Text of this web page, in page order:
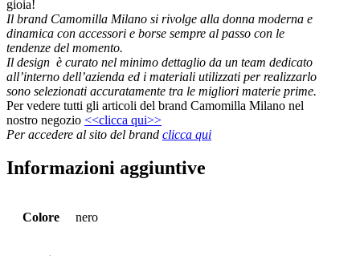
gioia!
Il brand Camomilla Milano si rivolge alla donna moderna e
dinamica con accessori e borse sempre al passo con le
tendenze del momento.
Il design è curato nel minimo dettaglio da un team dedicato
all’interno dell’azienda ed i materiali utilizzati per realizzarlo
sono selezionati accuratamente tra le migliori materie prime.
Per vedere tutti gli articoli del brand Camomilla Milano nel
nostro negozio <<clicca qui>>
Per accedere al sito del brand clicca qui
Informazioni aggiuntive
Colore nero